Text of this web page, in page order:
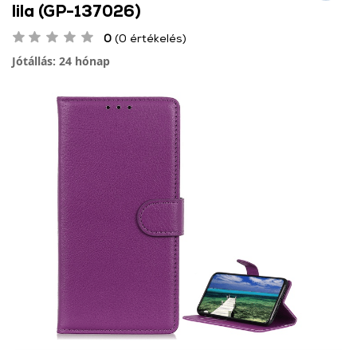
lila (GP-137026)
0 (0 értékelés)
Jótállás: 24 hónap